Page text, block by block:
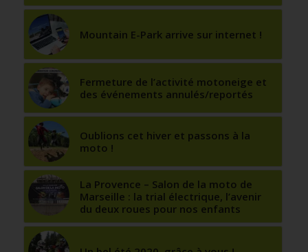
Mountain E-Park arrive sur internet !
Fermeture de l’activité motoneige et
des événements annulés/reportés
Oublions cet hiver et passons à la
moto !
La Provence – Salon de la moto de
Marseille : la trial électrique, l’avenir
du deux roues pour nos enfants